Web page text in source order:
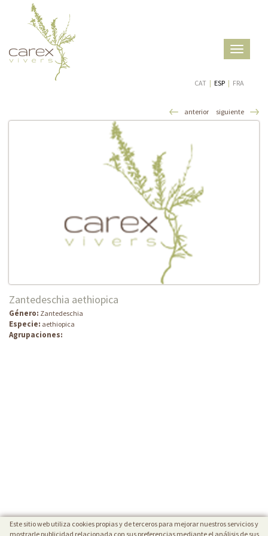
Toggle
CAT | ESP | FRA
anterior siguiente
Zantedeschia aethiopica
Género: Zantedeschia
Especie: aethiopica
Agrupaciones:
Este sitio web utiliza cookies propias y de terceros para mejorar nuestros servicios y
mostrarle publicidad relacionada con sus preferencias mediante el análisis de sus